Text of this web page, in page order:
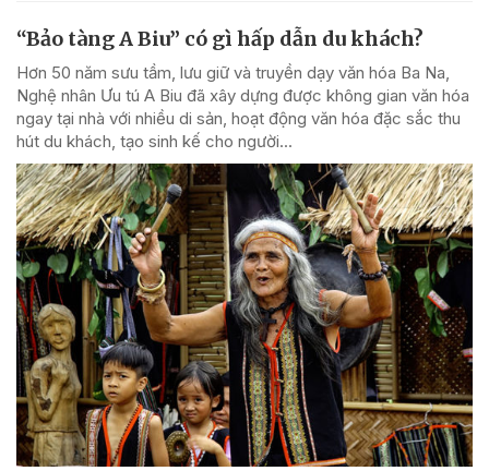
“Bảo tàng A Biu” có gì hấp dẫn du khách?
Hơn 50 năm sưu tầm, lưu giữ và truyền dạy văn hóa Ba Na,
Nghệ nhân Ưu tú A Biu đã xây dựng được không gian văn hóa
ngay tại nhà với nhiều di sản, hoạt động văn hóa đặc sắc thu
hút du khách, tạo sinh kế cho người...